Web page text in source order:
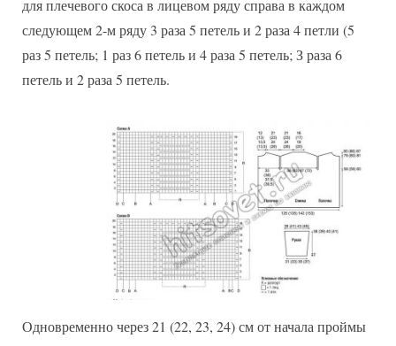
для плечевого скоса в лицевом ряду справа в каждом
следующем 2-м ряду 3 раза 5 петель и 2 раза 4 петли (5
раз 5 петель; 1 раз 6 петель и 4 раза 5 петель; З раза 6
петель и 2 раза 5 петель.
Одновременно через 21 (22, 23, 24) см от начала проймы